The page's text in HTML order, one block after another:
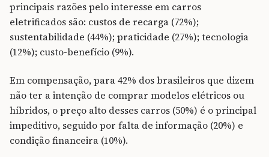
principais razões pelo interesse em carros
eletrificados são: custos de recarga (72%);
sustentabilidade (44%); praticidade (27%); tecnologia
(12%); custo-benefício (9%).
Em compensação, para 42% dos brasileiros que dizem
não ter a intenção de comprar modelos elétricos ou
híbridos, o preço alto desses carros (50%) é o principal
impeditivo, seguido por falta de informação (20%) e
condição financeira (10%).